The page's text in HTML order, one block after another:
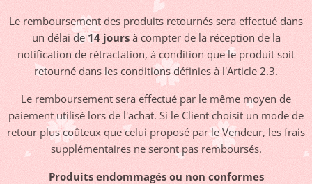
Le remboursement des produits retournés sera effectué dans
un délai de14 joursà compter de la réception de la
notification de rétractation, à condition que le produit soit
retourné dans les conditions définies à l'Article 2.3.
Le remboursement sera effectué par le même moyen de
paiement utilisé lors de l'achat. Si le Client choisit un mode de
retour plus coûteux que celui proposé par le Vendeur, les frais
supplémentaires ne seront pas remboursés.
Produits endommagés ou non conformes